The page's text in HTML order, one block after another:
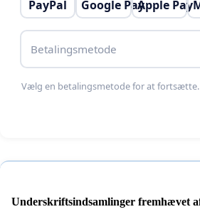
PayPal Google PayApple Pay
Betalingsmetode
Vælg en betalingsmetode for at fortsætte.
Underskriftsindsamlinger fremhævet